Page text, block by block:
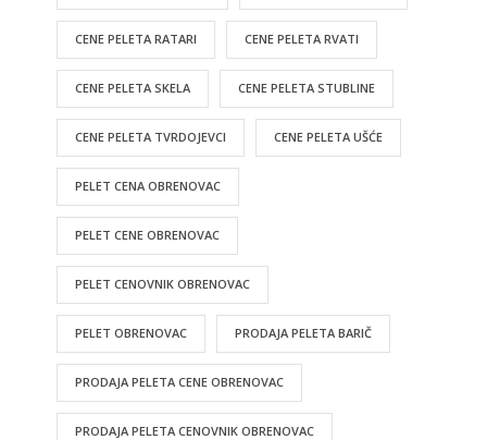
CENE PELETA RATARI CENE PELETA RVATI
CENE PELETA SKELA CENE PELETA STUBLINE
CENE PELETA TVRDOJEVCI CENE PELETA UŠĆE
PELET CENA OBRENOVAC
PELET CENE OBRENOVAC
PELET CENOVNIK OBRENOVAC
PELET OBRENOVAC PRODAJA PELETA BARIČ
PRODAJA PELETA CENE OBRENOVAC
PRODAJA PELETA CENOVNIK OBRENOVAC